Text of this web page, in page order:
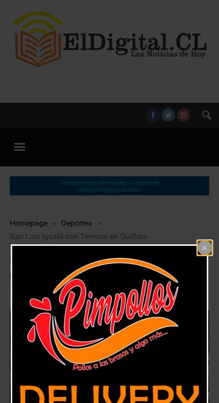
Homepage > Deportes >
San Luis igualó con Temuco en Quillota
San Luis igualó con Temuco en
Quillota
7 septiembre, 2019 Deportes